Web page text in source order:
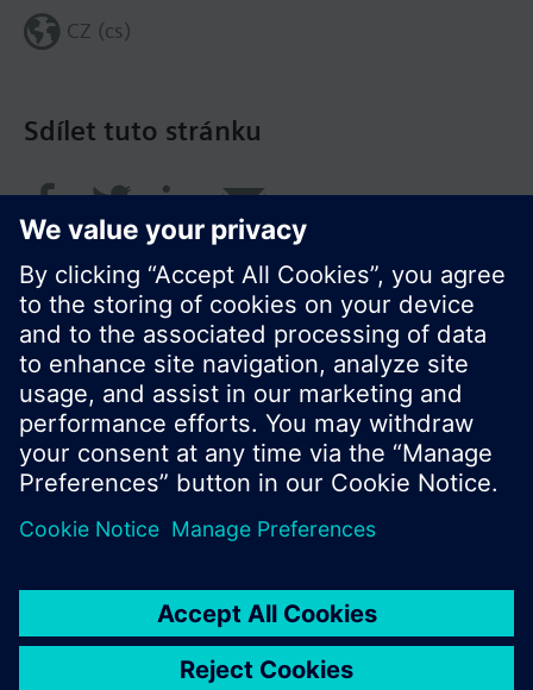
Sdílet tuto stránku
CZ (cs)
© Siemens Switzerland Ltd. 2017
Portfolio výrobků a ceny se mohou pro každou
Podmínky užití